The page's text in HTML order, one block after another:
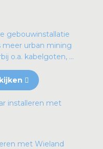
gebouwinstallatie
meer urban mining
o.a. kabelgoten, ...
met Wieland